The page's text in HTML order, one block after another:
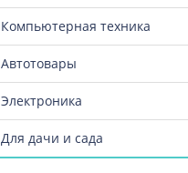
Компьютерная техника
Автотовары
Электроника
Для дачи и сада